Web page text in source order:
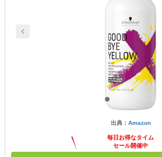
出典： Amazon
毎日お得なタイム
セール開催中